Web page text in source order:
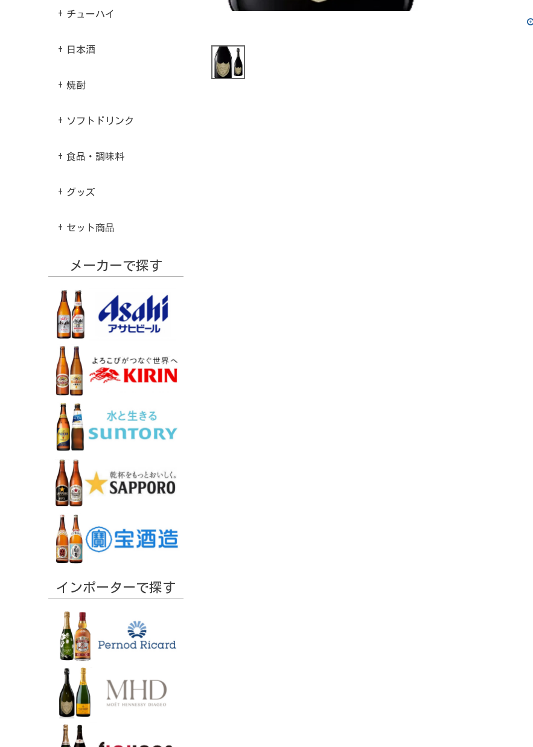
チューハイ
日本酒
焼酎
ソフトドリンク
食品・調味料
グッズ
セット商品
メーカーで探す
インポーターで探す